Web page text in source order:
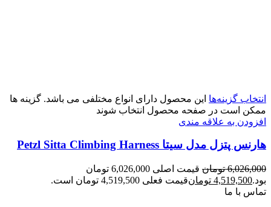
انتخاب گزینه‌ها این محصول دارای انواع مختلفی می باشد. گزینه ها
ممکن است در صفحه محصول انتخاب شوند
افزودن به علاقه مندی
هارنس پتزل مدل سیتا Petzl Sitta Climbing Harness
6,026,000 تومان
قیمت اصلی 6,026,000 تومان
بود.4,519,500 تومانقیمت فعلی 4,519,500 تومان است.
تماس با ما